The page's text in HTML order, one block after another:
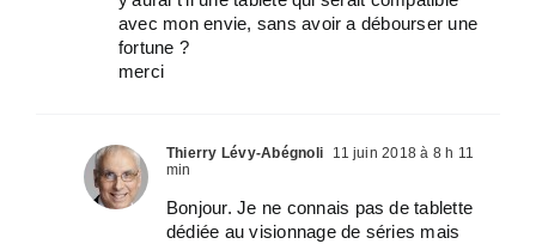
avec mon envie, sans avoir a débourser une
fortune ?
merci
Thierry Lévy-Abégnoli
11 juin 2018 à 8 h 11
min
Bonjour. Je ne connais pas de tablette
dédiée au visionnage de séries mais